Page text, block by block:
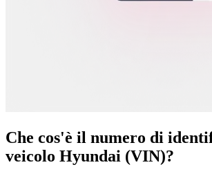
Che cos'è il numero di
veicolo Hyundai (VIN)?